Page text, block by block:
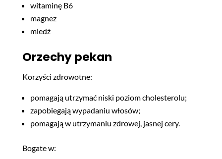
witaminę B6
magnez
miedź
Orzechy pekan
Korzyści zdrowotne:
pomagają utrzymać niski poziom cholesterolu;
zapobiegają wypadaniu włosów;
pomagają w utrzymaniu zdrowej, jasnej cery.
Bogate w: